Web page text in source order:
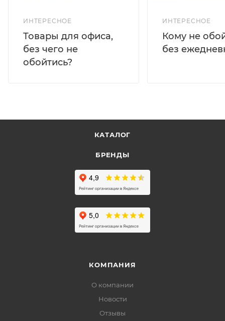
ИНТЕРЕСНОЕ
Товары для офиса,
без чего не
обойтись?
ИНТЕРЕСНОЕ
Кому не
без
КАТАЛОГ
БРЕНДЫ
КОМПАНИЯ
О компании
Новости
Отзывы